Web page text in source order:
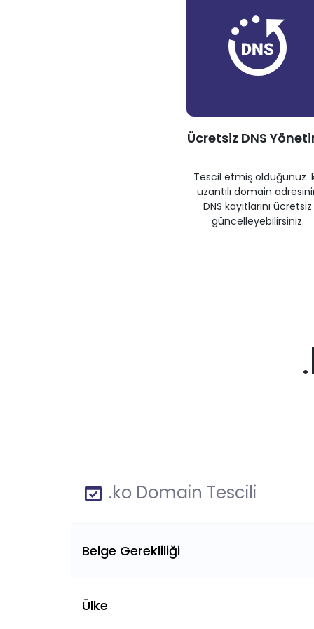
Ücretsiz DNS
Tescil etmiş olduğunuz
uzantılı domain
DNS kayıtlarını ücretsiz
güncelleyebilirsiniz.
.ko Domain Tescili
Belge Gerekliliği
Ülke